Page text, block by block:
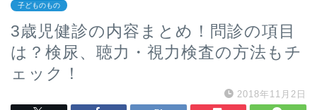
子どものもの
3歳児健診の内容まとめ！問診の項目
は？検尿、聴力・視力検査の方法もチ
ェック！
2018年11月2日